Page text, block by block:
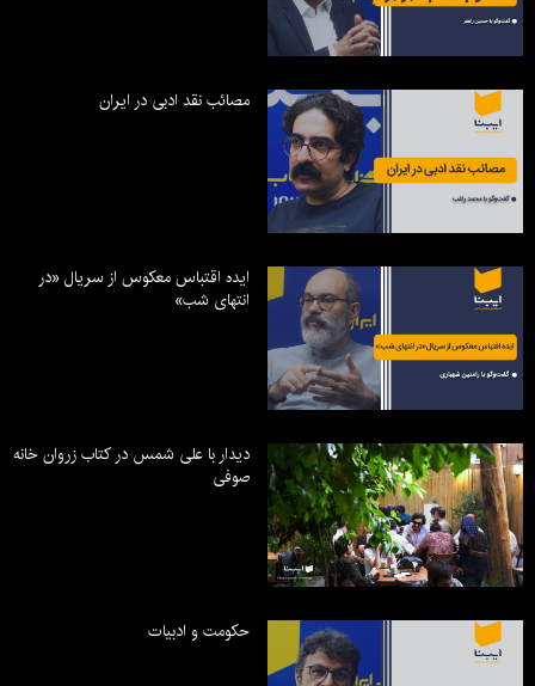
مصائب نقد ادبی در ایران
ایده اقتباس معکوس از سریال «در
انتهای شب»
دیدار با علی شمس در کتاب زروان خانه
صوفی
حکومت و ادبیات